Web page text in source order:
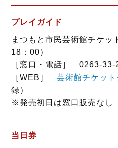
プレイガイド
まつもと市民芸術館チケッ
18：00）
［窓口・電話］ 0263-33-
［WEB］ 芸術館チケット
録）
※発売初日は窓口販売なし
当日券